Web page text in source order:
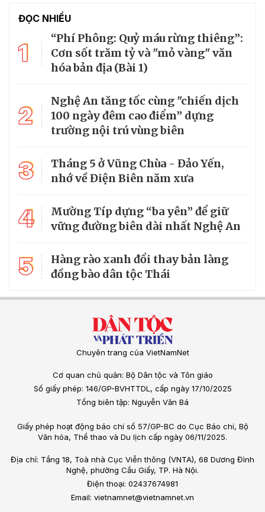
ĐỌC NHIỀU
1
“Phí Phông: Quỷ máu rừng thiêng”:
Cơn sốt trăm tỷ và "mỏ vàng" văn
hóa bản địa (Bài 1)
2
Nghệ An tăng tốc cùng "chiến dịch
100 ngày đêm cao điểm” dựng
trường nội trú vùng biên
3
Tháng 5 ở Vũng Chùa - Đảo Yến,
nhớ về Điện Biên năm xưa
4
Mường Típ dựng “ba yên” để giữ
vững đường biên dài nhất Nghệ An
5
Hàng rào xanh đổi thay bản làng
đồng bào dân tộc Thái
Chuyên trang của VietNamNet
Cơ quan chủ quản: Bộ Dân tộc và Tôn giáo
Số giấy phép: 146/GP-BVHTTDL, cấp ngày 17/10/2025
Tổng biên tập: Nguyễn Văn Bá
Giấy phép hoạt động báo chí số 57/GP-BC do Cục Báo chí, Bộ
Văn hóa, Thể thao và Du lịch cấp ngày 06/11/2025.
Địa chỉ: Tầng 18, Toà nhà Cục Viễn thông (VNTA), 68 Dương Đình
Nghệ, phường Cầu Giấy, TP. Hà Nội.
Điện thoại: 02437674981
Email: vietnamnet@vietnamnet.vn